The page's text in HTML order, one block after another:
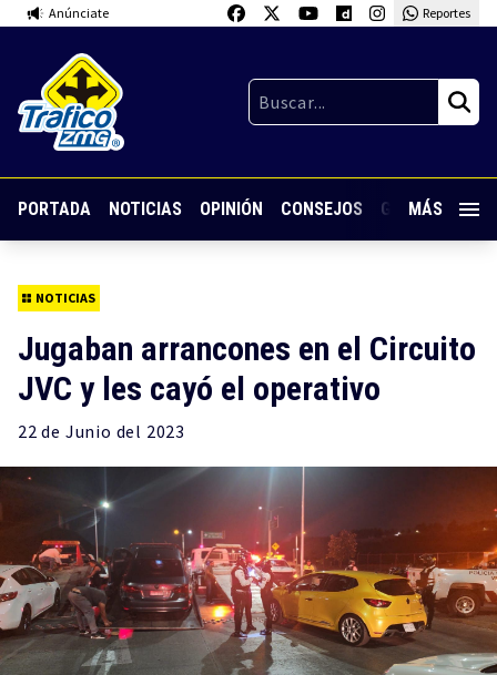
Anúnciate Reportes
PORTADA NOTICIAS OPINIÓN CONSEJOS GUARDIA
MÁS
NOTICIAS
Jugaban arrancones en el Circuito
JVC y les cayó el operativo
22 de Junio del 2023